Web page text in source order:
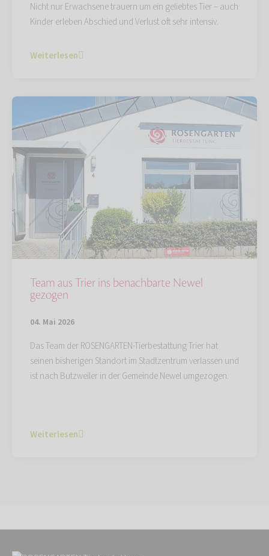
Nicht nur Erwachsene trauern um ein geliebtes Tier – auch
Kinder erleben Abschied und Verlust oft sehr intensiv.
Weiterlesen
Team aus Trier ins benachbarte Newel
gezogen
04. Mai 2026
Das Team der ROSENGARTEN-Tierbestattung Trier hat
seinen bisherigen Standort im Stadtzentrum verlassen und
ist nach Butzweiler in der Gemeinde Newel umgezogen.
Weiterlesen